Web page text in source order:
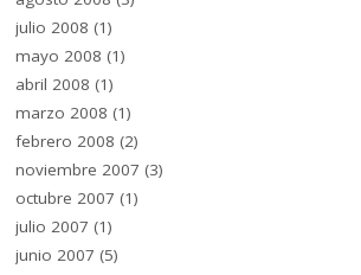
julio 2008 (1)
mayo 2008 (1)
abril 2008 (1)
marzo 2008 (1)
febrero 2008 (2)
noviembre 2007 (3)
octubre 2007 (1)
julio 2007 (1)
junio 2007 (5)